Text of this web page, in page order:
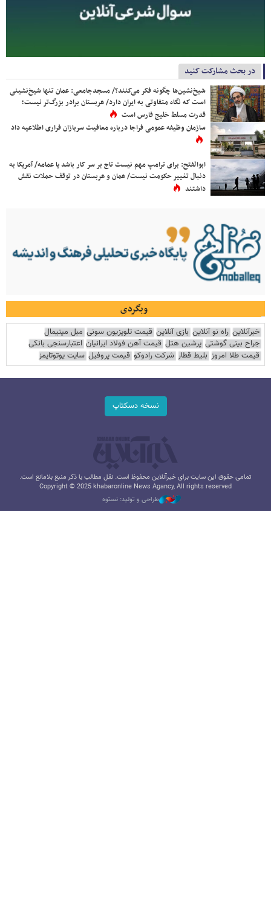
در بحث مشارکت کنید
شیخ‌نشین‌ها چگونه فکر می‌کنند؟/ مسجدجامعی: عمان تنها شیخ‌نشینی
است که نگاه متفاوتی به ایران دارد/ عربستان برادر بزرگ‌تر نیست؛
قدرت مسلط خلیج فارس است
سازمان وظیفه عمومی فراجا درباره معافیت سربازان فراری اطلاعیه داد
ابوالفتح: برای ترامپ مهم نیست تاج بر سر کار باشد یا عمامه/ آمریکا به
دنبال تغییر حکومت نیست/ عمان و عربستان در توقف حملات نقش
داشتند
وبگردی
خبرآنلاین راه نو آنلاین بازی آنلاین قیمت تلویزیون سونی مبل مینیمال
جراح بینی گوشتی پرشین هتل قیمت آهن فولاد ایرانیان اعتبارسنجی بانکی
قیمت طلا امروز بلیط قطار شرکت رادوکو قیمت پروفیل سایت یوتوتایمز
نسخه دسکتاپ
تمامی حقوق این سایت برای خبرآنلاین محفوظ است. نقل مطالب با ذکر منبع بلامانع است.
Copyright © 2025 khabaronline News Agancy, All rights reserved
طراحی و تولید: نستوه